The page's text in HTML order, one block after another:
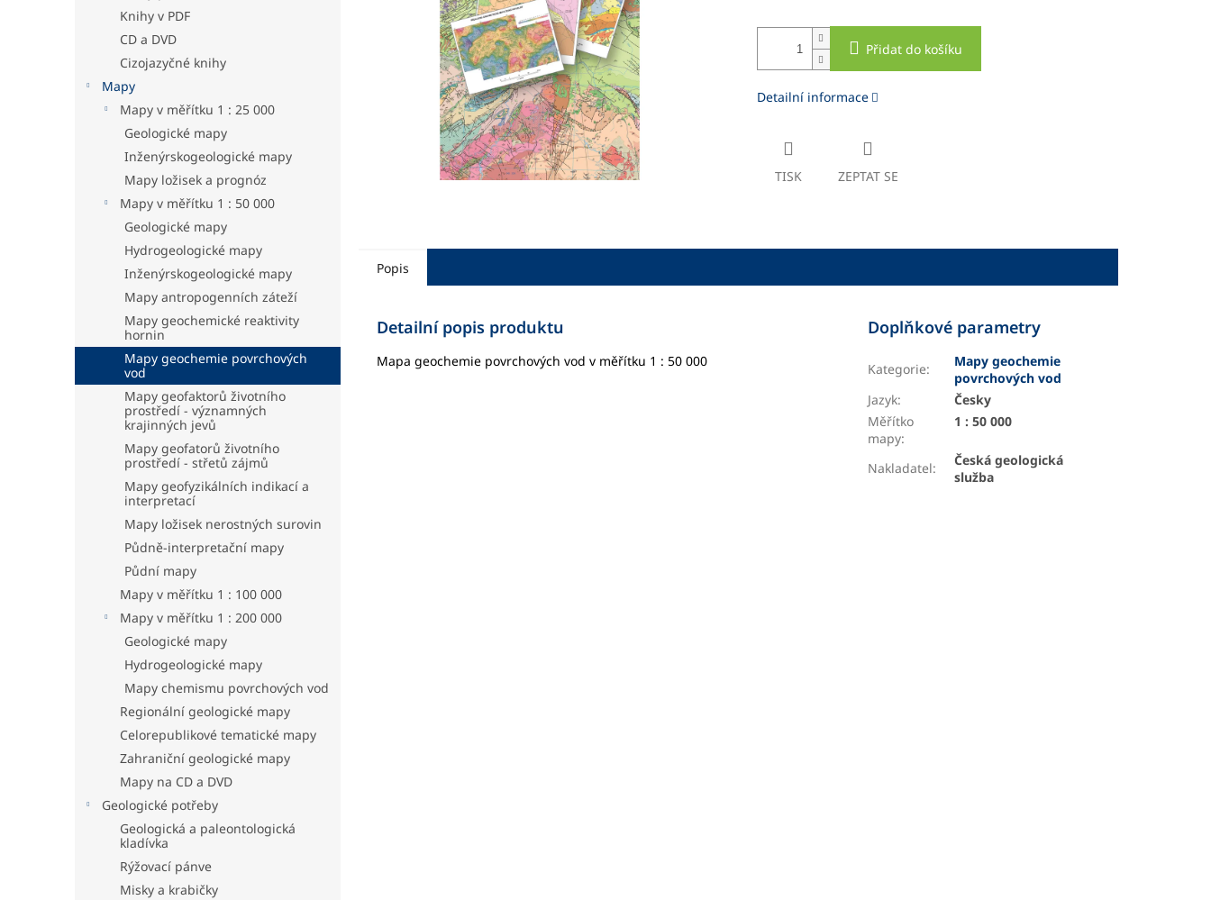
Knihy v PDF
CD a DVD
Cizojazyčné knihy
Mapy
Mapy v měřítku 1 : 25 000
Geologické mapy
Inženýrskogeologické mapy
Mapy ložisek a prognóz
Mapy v měřítku 1 : 50 000
Geologické mapy
Hydrogeologické mapy
Inženýrskogeologické mapy
Mapy antropogenních záteží
Mapy geochemické reaktivity
hornin
Mapy geochemie povrchových
vod
Mapy geofaktorů životního
prostředí - významných
krajinných jevů
Mapy geofatorů životního
prostředí - střetů zájmů
Mapy geofyzikálních indikací a
interpretací
Mapy ložisek nerostných surovin
Půdně-interpretační mapy
Půdní mapy
Mapy v měřítku 1 : 100 000
Mapy v měřítku 1 : 200 000
Geologické mapy
Hydrogeologické mapy
Mapy chemismu povrchových vod
Regionální geologické mapy
Celorepublikové tematické mapy
Zahraniční geologické mapy
Mapy na CD a DVD
Geologické potřeby
Geologická a paleontologická
kladívka
Rýžovací pánve
Misky a krabičky
Přidat do košíku
Detailní informace
TISK ZEPTAT SE
Popis
Detailní popis produktu
Mapa geochemie povrchových vod v měřítku 1 : 50 000
Doplňkové parametry
Kategorie:
Mapy geochemie
povrchových vod
Jazyk:
Česky
Měřítko
mapy:
1 : 50 000
Nakladatel:
Česká geologická
služba